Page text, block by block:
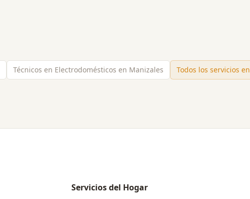
Técnicos en Electrodomésticos en Manizales Todos los servicios en
Servicios del Hogar